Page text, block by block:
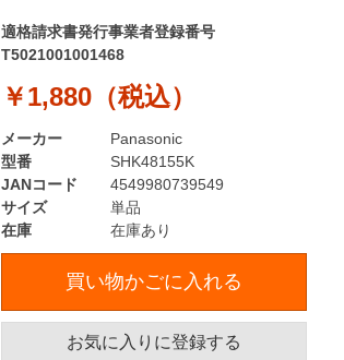
適格請求書発行事業者登録番号
T5021001001468
￥1,880（税込）
型番
SHK48155K
JANコード
4549980739549
サイズ
単品
在庫
在庫あり
メーカー Panasonic
買い物かごに入れる
お気に入りに登録する